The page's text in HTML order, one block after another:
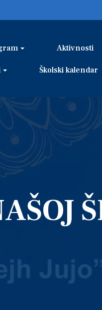
Aktivnosti
Školski kalendar